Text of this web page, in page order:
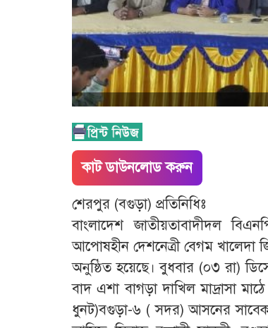
কাট ডাউনলোড করুন
শেরপুর (বগুড়া) প্রতিনিধিঃ
বাংলাদেশ জাতীয়তাবাদীদল
আপোষহীন দেশনেত্রী বেগম
অনুষ্ঠিত হয়েছে। বুধবার (০৩ রা)
বাদ এশা বাগড়া দাখিল মাদ্রাসা
ধুনট)বগুড়া-৬ ( সদর) আসনের সাবেক